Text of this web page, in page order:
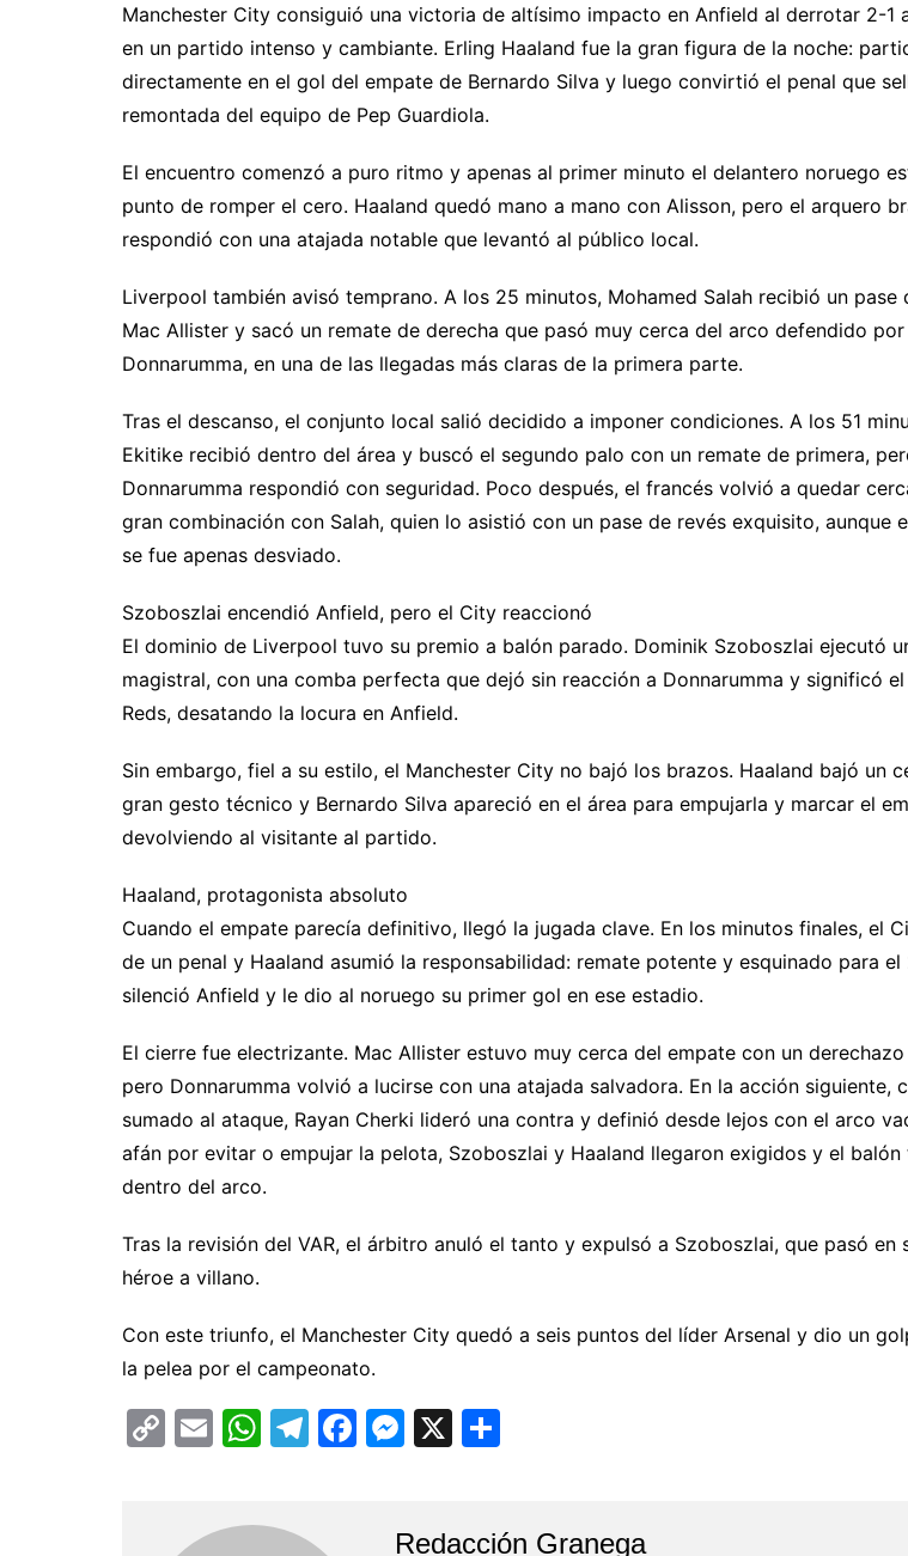
p
y
Li
k
ai
l
at
s
A
p
p
e
gr
a
m
c
e
b
o
o
k
s
s
e
n
g
er
m
p
ar
Manchester City consiguió una victoria de altísimo impacto en Anfield al derrotar 2-1
en un partido intenso y cambiante. Erling Haaland fue la gran figura de la noche:
directamente en el gol del empate de Bernardo Silva y luego convirtió el penal que
remontada del equipo de Pep Guardiola.
El encuentro comenzó a puro ritmo y apenas al primer minuto el delantero noruego
punto de romper el cero. Haaland quedó mano a mano con Alisson, pero el arquero
respondió con una atajada notable que levantó al público local.
Liverpool también avisó temprano. A los 25 minutos, Mohamed Salah recibió un pase
Mac Allister y sacó un remate de derecha que pasó muy cerca del arco defendido
Donnarumma, en una de las llegadas más claras de la primera parte.
Tras el descanso, el conjunto local salió decidido a imponer condiciones. A los 51
Ekitike recibió dentro del área y buscó el segundo palo con un remate de primera,
Donnarumma respondió con seguridad. Poco después, el francés volvió a quedar
gran combinación con Salah, quien lo asistió con un pase de revés exquisito, aunque
se fue apenas desviado.
Szoboszlai encendió Anfield, pero el City reaccionó
El dominio de Liverpool tuvo su premio a balón parado. Dominik Szoboszlai ejecutó
magistral, con una comba perfecta que dejó sin reacción a Donnarumma y significó
Reds, desatando la locura en Anfield.
Sin embargo, fiel a su estilo, el Manchester City no bajó los brazos. Haaland bajó un
gran gesto técnico y Bernardo Silva apareció en el área para empujarla y marcar el
devolviendo al visitante al partido.
Haaland, protagonista absoluto
Cuando el empate parecía definitivo, llegó la jugada clave. En los minutos finales, el
de un penal y Haaland asumió la responsabilidad: remate potente y esquinado para el
silenció Anfield y le dio al noruego su primer gol en ese estadio.
El cierre fue electrizante. Mac Allister estuvo muy cerca del empate con un
pero Donnarumma volvió a lucirse con una atajada salvadora. En la acción siguiente,
sumado al ataque, Rayan Cherki lideró una contra y definió desde lejos con el arco
afán por evitar o empujar la pelota, Szoboszlai y Haaland llegaron exigidos y el balón
dentro del arco.
Tras la revisión del VAR, el árbitro anuló el tanto y expulsó a Szoboszlai, que pasó en
héroe a villano.
Con este triunfo, el Manchester City quedó a seis puntos del líder Arsenal y dio un
la pelea por el campeonato.
C
y
E
l
W
s
T
gr
F
M
s
X
p
Redacción Granega